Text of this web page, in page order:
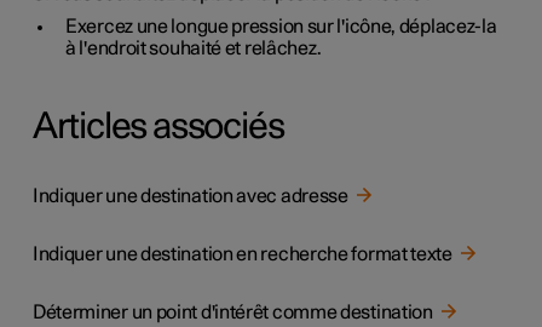
Exercez une longue pression sur l'icône, déplacez-la
à l'endroit souhaité et relâchez.
Articles associés
Indiquer une destination avec adresse
Indiquer une destination en recherche format texte
Déterminer un point d'intérêt comme destination